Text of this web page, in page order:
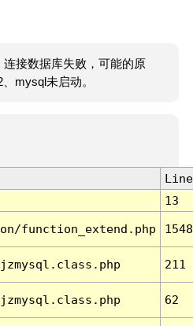
接数据库失败，可能的原
mysql未启动。
Line
13
function_extend.php 1548
211
62